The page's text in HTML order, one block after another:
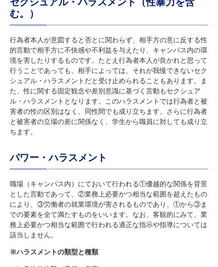
セクシュアル・ハラスメント（性暴力を含
む。）
行為者本人が意図すると否とに関わらず、相手方の意に反する性
的言動で相手方に不快感や不利益を与えたり、キャンパス内の環
境を害したりするものです。たとえ行為者本人が良かれと思って
行うことであっても、相手によっては、それが我慢できないセク
シュアル・ハラスメントだと受け止められることもあります。ま
た、性に関する固定観念や差別意識に基づく言動もセクシュア
ル・ハラスメントとなります。このハラスメントでは行為者と被
害者の性の区別はなく、同性間でも成り立ちます。さらに行為者
と被害者の立場の差に関係なく、学生から職員に対しても成り立
ちます。
パワー・ハラスメント
職場（キャンパス内）にておいて行われる①優越的な関係を背景
とした言動であって、②業務上必要かつ相当な範囲を超えたもの
により、③労働者の就業環境が害されるものであり、①から③ま
での要素を全て満たすものをいいます。なお、客観的にみて、業
務上必要かつ相当な範囲で行われる適正な指示や指導については
該当しません。
※ハラスメントの類型と種類